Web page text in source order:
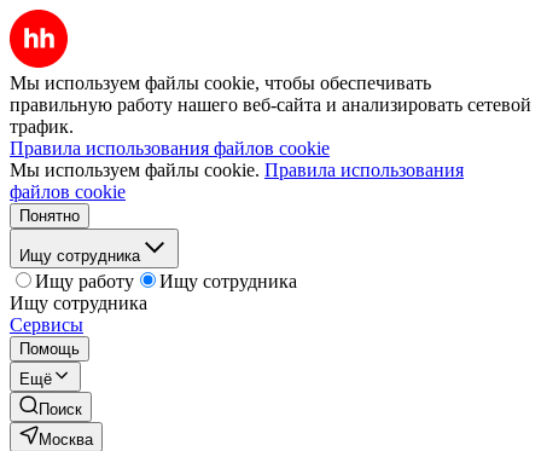
Мы используем файлы cookie, чтобы обеспечивать
правильную работу нашего веб-сайта и анализировать сетевой
трафик.
Правила использования файлов cookie
Мы используем файлы cookie. Правила использования
файлов cookie
Понятно
Ищу сотрудника
Ищу работу
Ищу сотрудника
Ищу сотрудника
Сервисы
Помощь
Ещё
Поиск
Москва